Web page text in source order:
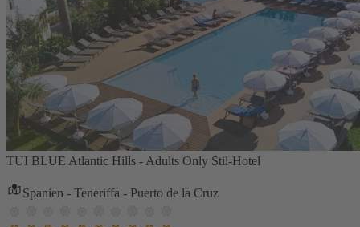
TUI BLUE Atlantic Hills - Adults Only Stil-Hotel
Spanien - Teneriffa - Puerto de la Cruz